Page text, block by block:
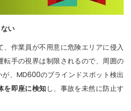
い
作業員が不用意に危険エリアに侵入
転手の視界は制限されるので、周囲の
、MD600のブラインドスポット検出
を即座に検知し、事故を未然に防止す